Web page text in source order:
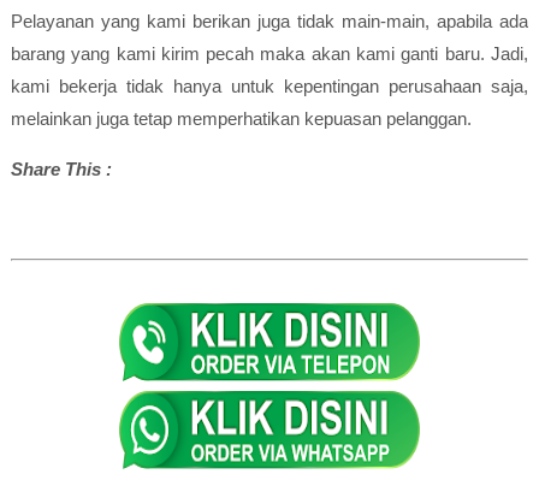
Pelayanan yang kami berikan juga tidak main-main, apabila ada
barang yang kami kirim pecah maka akan kami ganti baru. Jadi,
kami bekerja tidak hanya untuk kepentingan perusahaan saja,
melainkan juga tetap memperhatikan kepuasan pelanggan.
Share This :